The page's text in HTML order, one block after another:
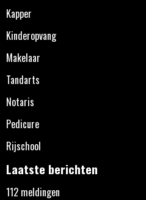
Kapper
Kinderopvang
Makelaar
Tandarts
Notaris
Pedicure
Rijschool
Laatste berichten
112 meldingen